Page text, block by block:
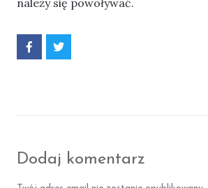
należy się powoływać.
F
a
T
w
Dodaj komentarz